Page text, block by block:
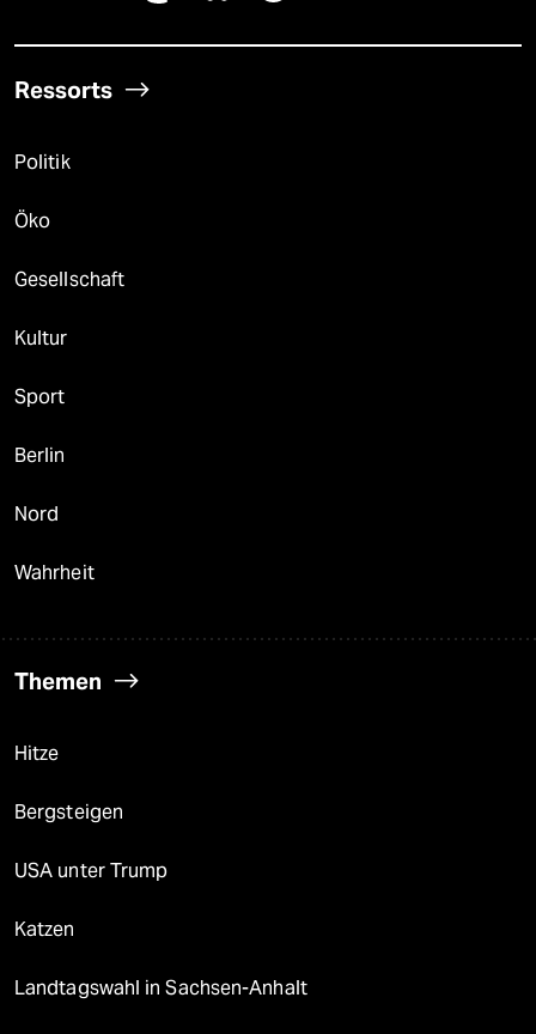
Ressorts
Politik
Öko
Gesellschaft
Kultur
Sport
Berlin
Nord
Wahrheit
Themen
Hitze
Bergsteigen
USA unter Trump
Katzen
Landtagswahl in Sachsen-Anhalt